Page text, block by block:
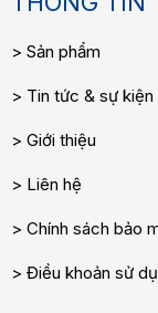
Sản phẩm
Tin tức & sự kiện
Giới thiệu
Liên hệ
Chính sách bảo
Điều khoản sử